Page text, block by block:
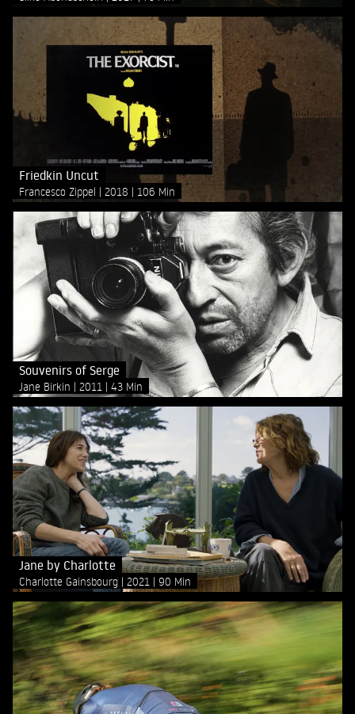
Friedkin Uncut
Francesco Zippel 2018 106 Min
Souvenirs of Serge
Jane Birkin 2011 43 Min
Jane by Charlotte
Charlotte Gainsbourg 2021 90 Min